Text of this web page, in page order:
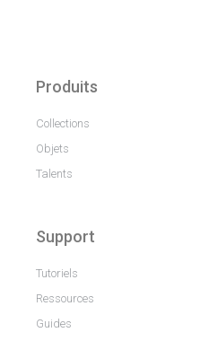
Produits
Collections
Objets
Talents
Support
Tutoriels
Ressources
Guides